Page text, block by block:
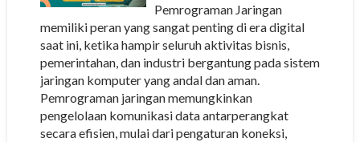
Pemrograman Jaringan
memiliki peran yang sangat penting di era digital
saat ini, ketika hampir seluruh aktivitas bisnis,
pemerintahan, dan industri bergantung pada sistem
jaringan komputer yang andal dan aman.
Pemrograman jaringan memungkinkan
pengelolaan komunikasi data antarperangkat
secara efisien, mulai dari pengaturan koneksi,